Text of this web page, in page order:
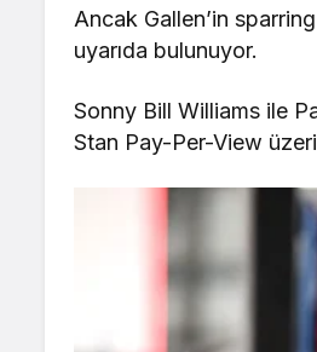
Ancak Gallen’in
uyarıda bulunuyor.
Sonny Bill Williams ile
Stan Pay-Per-View